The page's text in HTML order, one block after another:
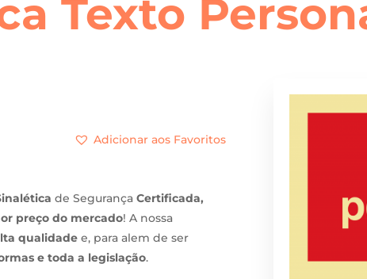
Texto
Adicionar aos Favoritos
de SegurançaCertificada,
preço do mercado! A nossa
qualidade e, para alem de ser
e toda a legislação.